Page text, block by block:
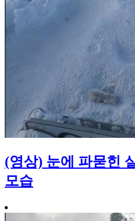
(영상) 눈에 파묻힌
모습